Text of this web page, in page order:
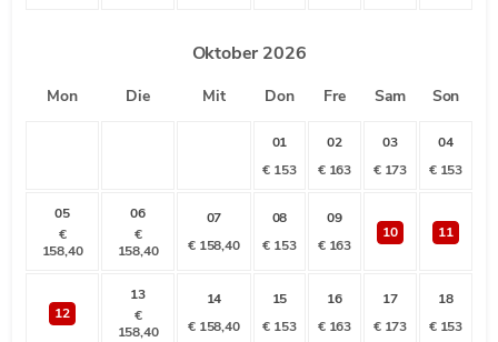
Oktober 2026
Mon Die Mit Don Fre Sam Son
01
€ 153
02
€ 163
03
€ 173
04
€ 153
05
€
158,40
06
€
158,40
07
€ 158,40
08
€ 153
09
€ 163
10 11
12
13
€
158,40
14
€ 158,40
15
€ 153
16
€ 163
17
€ 173
18
€ 153